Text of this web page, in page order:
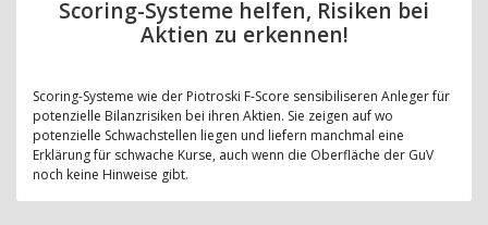
Scoring-Systeme helfen, Risiken bei
Aktien zu erkennen!
Scoring-Systeme wie der Piotroski F-Score sensibiliseren Anleger für
potenzielle Bilanzrisiken bei ihren Aktien. Sie zeigen auf wo
potenzielle Schwachstellen liegen und liefern manchmal eine
Erklärung für schwache Kurse, auch wenn die Oberfläche der GuV
noch keine Hinweise gibt.